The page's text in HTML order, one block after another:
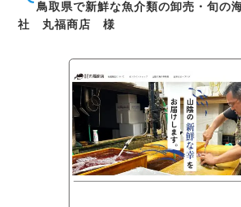
鳥取県で新鮮な魚介類の卸売・旬の
社 丸福商店 様